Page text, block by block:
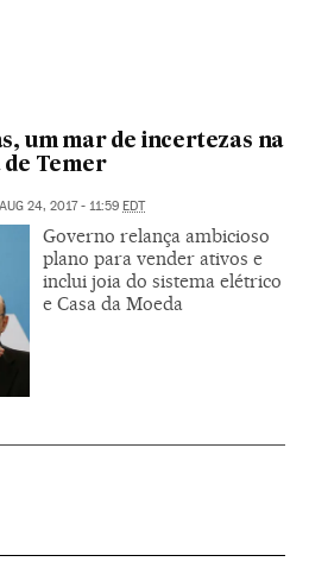
um mar de incertezas na
Temer
AUG 24, 2017 - 11:59 EDT
Governo relança ambicioso
plano para vender ativos e
inclui joia do sistema elétrico
e Casa da Moeda